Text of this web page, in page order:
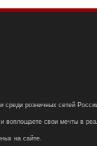
среди розничных сетей
воплощаете свои мечты в
на сайте.